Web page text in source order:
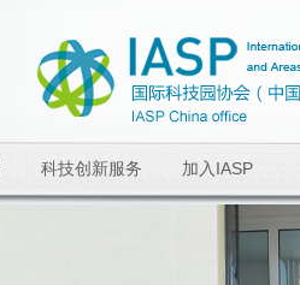
科技创新服务 加入IASP